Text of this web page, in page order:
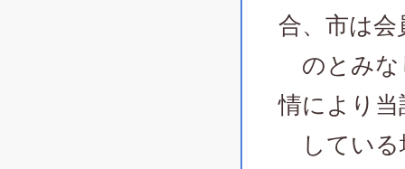
合、市は
のとみな
情により当
している